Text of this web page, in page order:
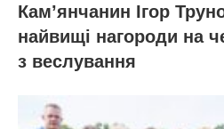
Кам’янчанин Ігор
найвищі нагороди на
з веслування